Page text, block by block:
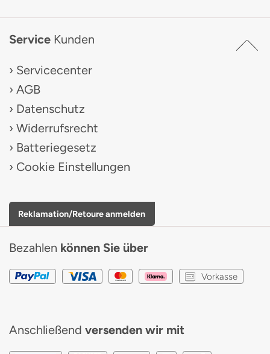
Service Kunden
Servicecenter
AGB
Datenschutz
Widerrufsrecht
Batteriegesetz
Cookie Einstellungen
Reklamation/Retoure anmelden
Bezahlen können Sie über
Vorkasse
Anschließend versenden wir mit